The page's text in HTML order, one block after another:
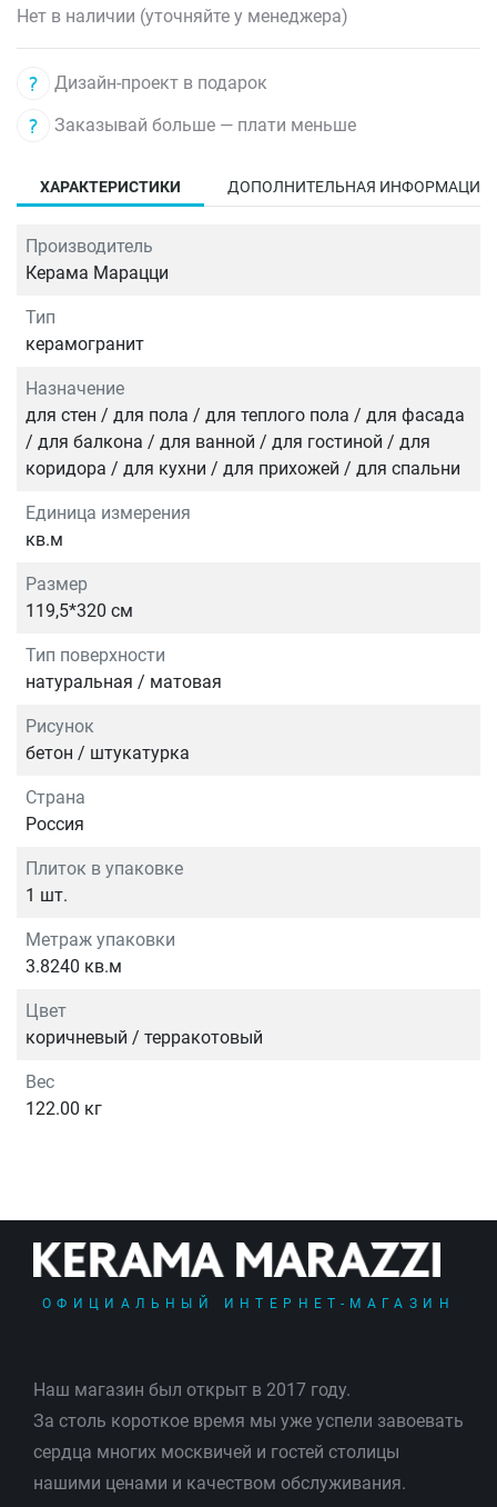
Нет в наличии (уточняйте у менеджера)
Дизайн-проект в подарок
Заказывай больше — плати меньше
ХАРАКТЕРИСТИКИ ДОПОЛНИТЕЛЬНАЯ ИНФОРМАЦИЯ
Производитель
Керама Марацци
Тип
керамогранит
Назначение
для стен / для пола / для теплого пола / для фасада
/ для балкона / для ванной / для гостиной / для
коридора / для кухни / для прихожей / для спальни
Единица измерения
кв.м
Размер
119,5*320 см
Тип поверхности
натуральная / матовая
Рисунок
бетон / штукатурка
Страна
Россия
Плиток в упаковке
1 шт.
Метраж упаковки
3.8240 кв.м
Цвет
коричневый / терракотовый
Вес
122.00 кг
ОФИЦИАЛЬНЫЙ ИНТЕРНЕТ-МАГАЗИН
Наш магазин был открыт в 2017 году.
За столь короткое время мы уже успели завоевать
сердца многих москвичей и гостей столицы
нашими ценами и качеством обслуживания.